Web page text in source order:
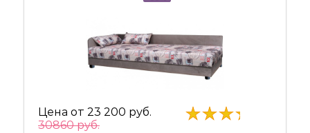
Цена от 23 200 руб.
30860 руб.